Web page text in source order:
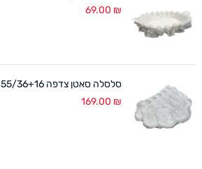
69.00 ₪
סלסלה סאטן צדפה 55/36+16 ס"מ לבן
169.00 ₪